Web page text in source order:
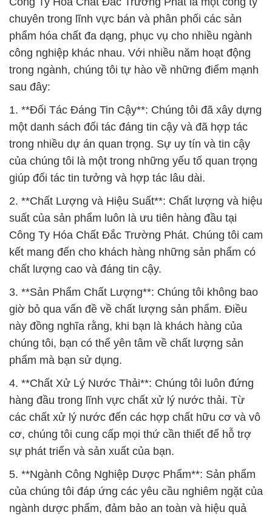
chuyên trong lĩnh vực bán và phân phối các sản
phẩm hóa chất đa dạng, phục vụ cho nhiều ngành
công nghiệp khác nhau. Với nhiều năm hoạt động
trong ngành, chúng tôi tự hào về những điểm mạnh
sau đây:
1. **Đối Tác Đáng Tin Cậy**: Chúng tôi đã xây dựng
một danh sách đối tác đáng tin cậy và đã hợp tác
trong nhiều dự án quan trọng. Sự uy tín và tin cậy
của chúng tôi là một trong những yếu tố quan trọng
giúp đối tác tin tưởng và hợp tác lâu dài.
2. **Chất Lượng và Hiệu Suất**: Chất lượng và hiệu
suất của sản phẩm luôn là ưu tiên hàng đầu tại
Công Ty Hóa Chất Đắc Trường Phát. Chúng tôi cam
kết mang đến cho khách hàng những sản phẩm có
chất lượng cao và đáng tin cậy.
3. **Sản Phẩm Chất Lượng**: Chúng tôi không bao
giờ bỏ qua vấn đề về chất lượng sản phẩm. Điều
này đồng nghĩa rằng, khi bạn là khách hàng của
chúng tôi, bạn có thể yên tâm về chất lượng sản
phẩm mà bạn sử dụng.
4. **Chất Xử Lý Nước Thải**: Chúng tôi luôn đứng
hàng đầu trong lĩnh vực chất xử lý nước thải. Từ
các chất xử lý nước đến các hợp chất hữu cơ và vô
cơ, chúng tôi cung cấp mọi thứ cần thiết để hỗ trợ
sự phát triển và sản xuất của bạn.
5. **Ngành Công Nghiệp Dược Phẩm**: Sản phẩm
của chúng tôi đáp ứng các yêu cầu nghiêm ngặt của
ngành dược phẩm, đảm bảo an toàn và hiệu quả